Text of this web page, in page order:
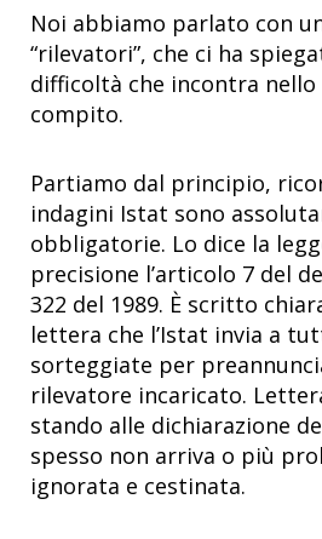
Noi abbiamo parlato con
“rilevatori”, che ci ha
difficoltà che incontra nello
compito.
Partiamo dal principio,
indagini Istat sono
obbligatorie. Lo dice la
precisione l’articolo 7 del
322 del 1989. È scritto
lettera che l’Istat invia a
sorteggiate per
rilevatore incaricato.
stando alle dichiarazione
spesso non arriva o più
ignorata e cestinata.